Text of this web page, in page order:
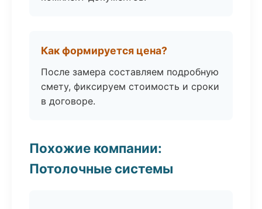
Как формируется цена?
После замера составляем подробную
смету, фиксируем стоимость и сроки
в договоре.
Похожие компании:
Потолочные системы